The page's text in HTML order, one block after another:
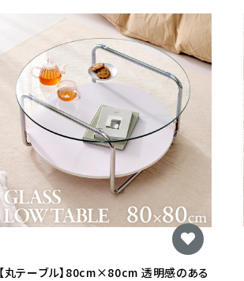
【丸テーブル】80cm×80cm 透明感のある